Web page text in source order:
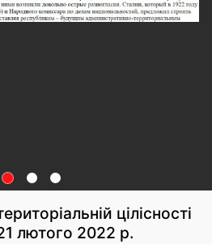
цілісності
лютого 2022 р.